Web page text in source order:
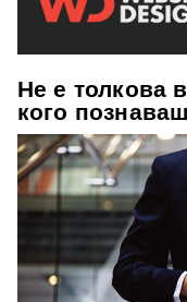
Не е толкова
кого познаваш